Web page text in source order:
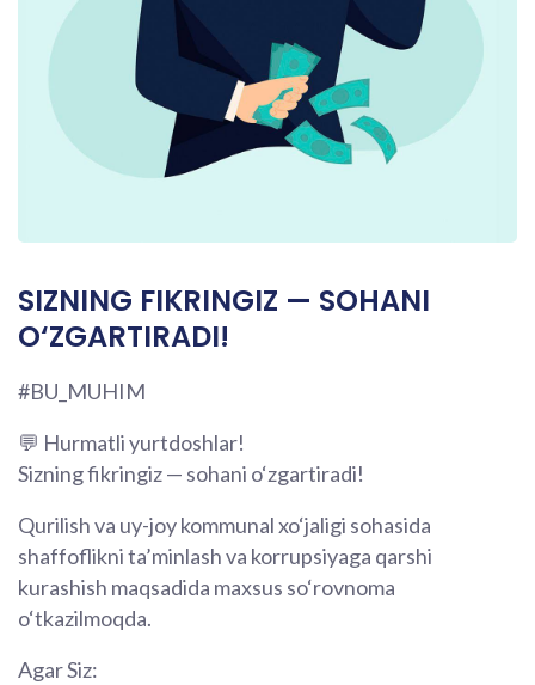
SIZNING FIKRINGIZ — SOHANI
O‘ZGARTIRADI!
#BU_MUHIM
💬 Hurmatli yurtdoshlar!
Sizning fikringiz — sohani o‘zgartiradi!
Qurilish va uy-joy kommunal xo‘jaligi sohasida
shaffoflikni ta’minlash va korrupsiyaga qarshi
kurashish maqsadida maxsus so‘rovnoma
o‘tkazilmoqda.
Agar Siz: